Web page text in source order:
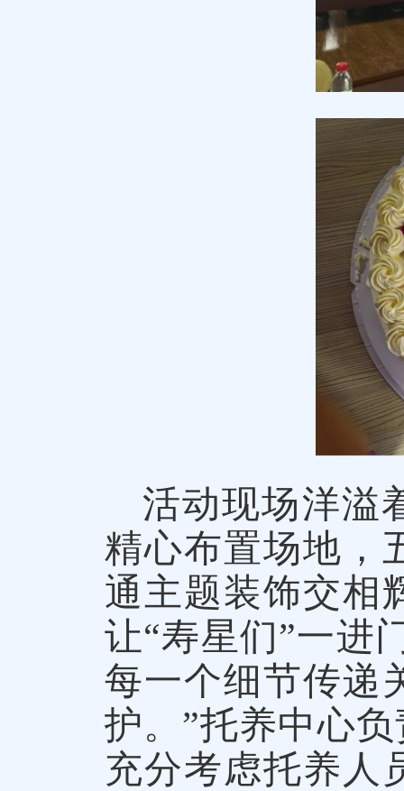
活动现场洋溢
精心布置场地，
通主题装饰交相
让“寿星们”一进
每一个细节传递
护。”托养中心
充分考虑托养人